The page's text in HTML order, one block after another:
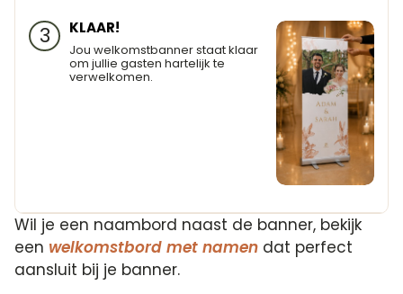
3 KLAAR!
Jou welkomstbanner staat klaar
om jullie gasten hartelijk te
verwelkomen.
Wil je een naambord naast de banner, bekijk
een welkomstbord met namen dat perfect
aansluit bij je banner.